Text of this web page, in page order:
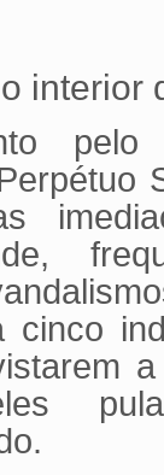
interior
cinco